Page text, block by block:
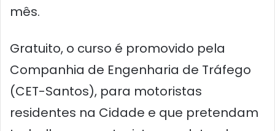
mês.
Gratuito, o curso é promovido pela
Companhia de Engenharia de Tráfego
(CET-Santos), para motoristas
residentes na Cidade e que pretendam